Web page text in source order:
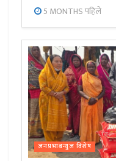
5 MONTHS पहिले
जनप्रभाबन्युज विशेष